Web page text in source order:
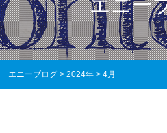
エニーブログ >2024年 >4月